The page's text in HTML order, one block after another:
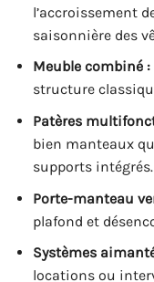
l’accroissement
saisonnière des
Meuble combiné :
structure
Patères
bien manteaux
supports intégrés.
Porte-manteau
plafond et
Systèmes
locations ou